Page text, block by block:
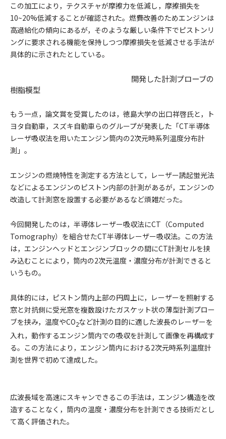
この加工により，テクスチャが摩擦力を低減し，摩擦損失を
10~20%低減することが確認された。燃費改善のためエンジンは
高過給化の傾向にあるが，そのような厳しい条件下でピストンリ
ングに要求される機能を保持しつつ摩擦損失を低減させる手法が
具体的に示されたとしている。
開発した計測プローブの
樹脂模型
もう一点，論文賞を受賞したのは，徳島大学の出口祥啓氏と，ト
ヨタ自動車，スズキ自動車らのグループが発表した「CT半導体
レーザ吸収法を用いたエンジン筒内の2次元時系列温度分布計
測」。
エンジンの燃焼特性を測定する方法として，レーザー誘起蛍光法
などによるエンジンのピストン内部の計測があるが，エンジンの
改造して計測窓を設置する必要があるなど煩雑だった。
今回開発したのは，半導体レーザー吸収法にCT（Computed
Tomography）を組合せたCT半導体レーザー吸収法。この方法
は，エンジンヘッドとエンジンブロックの間にCT計測セルを挟
み込むことにより，筒内の2次元温度・濃度分布が計測できると
いうもの。
具体的には，ピストン筒内上部の円周上に，レーザーを照射する
窓と対抗側に受光窓を複数設けたガスケット状の薄型計測プロー
ブを挟み，温度やCO2など計測の目的に適した波長のレーザーを
入れ，動作するエンジン筒内での吸収を計測して画像を再構成す
る。この方法により，エンジン筒内における2次元時系列温度計
測を世界で初めて達成した。
広波長域を高速にスキャンできるこの手法は，エンジン構造を改
造することなく，筒内の温度・濃度分布を計測できる技術だとし
て高く評価された。